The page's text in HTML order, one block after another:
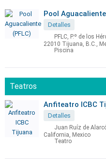
Pool
Detalles
PFLC, P.º de los
22010 Tijuana, B.C.,
Piscina
Teatros
Anfiteatro ICBC
Detalles
Juan Ruíz de
California, Mexico
Teatro